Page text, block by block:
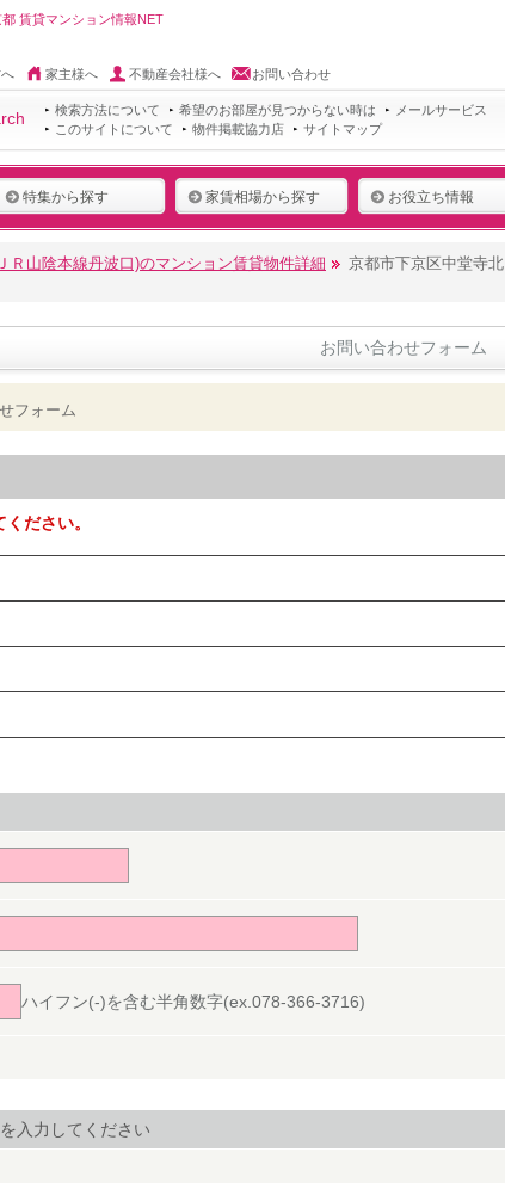
賃貸マンション情報NET
家主様へ 不動産会社様へ お問い合わせ
検索方法について 希望のお部屋が見つからない時は
メールサービス
このサイトについて
物件掲載協力店 サイトマップ
特集から探す 家賃相場から探す お役立ち情報
Ｒ山陰本線丹波口)のマンション賃貸物件詳細
京都市下京区中堂寺北
お問い合わせフォーム
フォーム
ださい。
ハイフン(-)を含む半角数字(ex.078-366-3716)
入力してください